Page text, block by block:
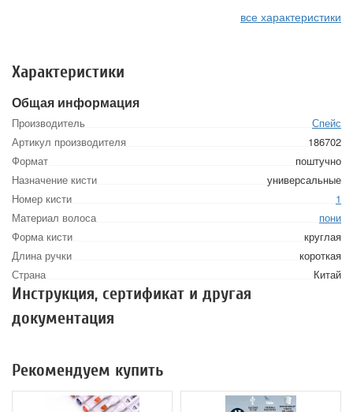
все характеристики
Характеристики
Общая информация
Производитель
Спейс
Артикул производителя
186702
Формат
поштучно
Назначение кисти
универсальные
Номер кисти
1
Материал волоса
пони
Форма кисти
круглая
Длина ручки
короткая
Страна
Китай
Инструкция, сертификат и другая
документация
Рекомендуем купить